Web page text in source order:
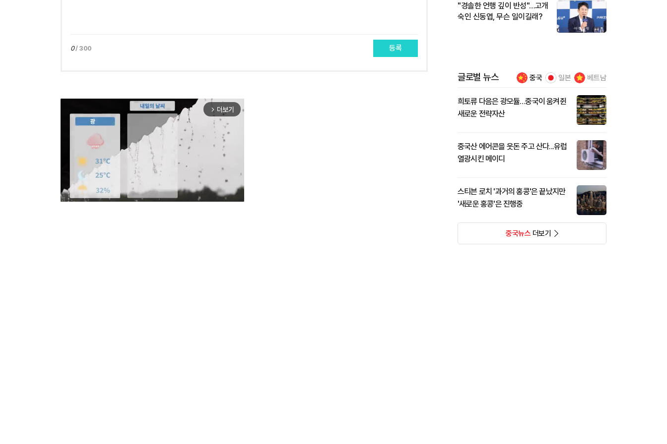
0/ 300 등록
arrow_forward_ios 더보기
"경솔한 언행 깊이 반성"…고개
숙인 신동엽, 무슨 일이길래?
글로벌 뉴스 중국 일본 베트남
희토류 다음은 광모듈…중국이 움켜쥔
새로운 전략자산
중국산 에어콘을 웃돈 주고 산다...유럽
열광시킨 메이디
스티븐 로치 '과거의 홍콩'은 끝났지만
'새로운 홍콩'은 진행중
중국뉴스더보기